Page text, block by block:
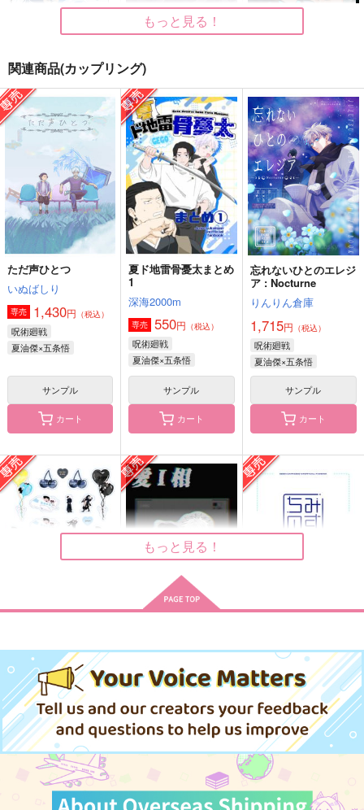
IN THE BLUE
五十音
1,144 （税込）
五条悟×夏油傑
サンプル
作品詳細
空白に棲む怪物
黒糖書房
1,430円（税込）
五条悟×夏油傑
サンプル
作品詳細
何かの間違い
GAMMAEDGE
787円（税込）
五条悟×夏油傑
サンプル
作品詳細
【AREA:725】
地獄ドライブ
3,144円（税込）
夏油傑×五条悟
白白
2,044
五条悟×夏油傑
サンプル
作品詳細
前略、葬送
煮浸し呪い揚げ
（税込）
五条悟×夏油傑
エバーグリーンにはま
たったそれだけの話
星の歌声
もっと見る！
関連商品(カップリング)
ただ声ひとつ
いぬばしり
専売 1,430円 （税込）
呪術廻戦
夏油傑×五条悟
サンプル
カート
夏ド地雷骨憂太まとめ
1
深海2000m
専売 550円 （税込）
呪術廻戦
夏油傑×五条悟
サンプル
カート
忘れないひとのエレジ
ア : Nocturne
りんりん倉庫
1,715円 （税込）
呪術廻戦
夏油傑×五条悟
サンプル
カート
I want you to cry
専売 1,100 円（税込）
呪術廻戦
夏油傑×五条悟
サンプル
カート
砂糖菓子
専売 330円（税込）
夏油傑×五条悟
000000
専売 420円（税込）
呪術廻戦
夏油傑×五条悟
サンプル
もっと見る！